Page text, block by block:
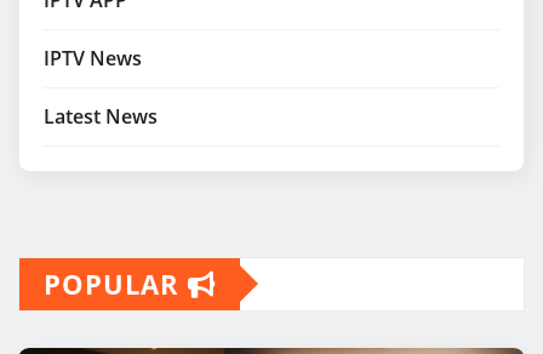
IPTV News
Latest News
POPULAR